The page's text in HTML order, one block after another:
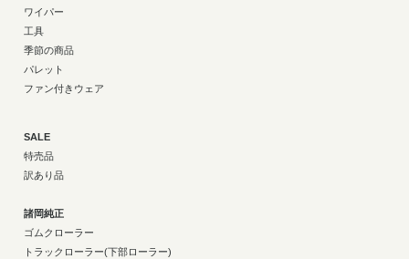
ワイパー
工具
季節の商品
パレット
ファン付きウェア
SALE
特売品
訳あり品
諸岡純正
ゴムクローラー
トラックローラー(下部ローラー)